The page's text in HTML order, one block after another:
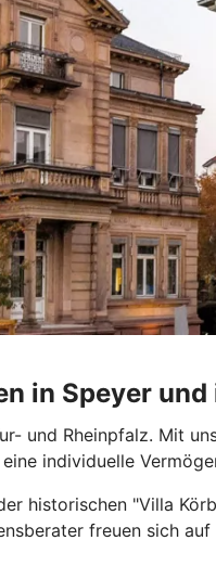
in Speyer
und Rheinpfalz. Mit
individuelle
historischen "Villa
freuen sich